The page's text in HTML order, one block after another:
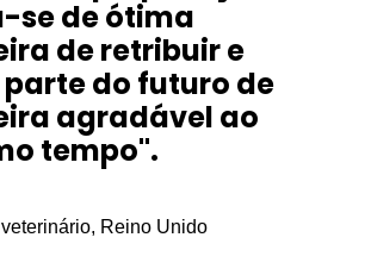
se de ótima
de retribuir e
do futuro de
agradável ao
tempo".
Reino Unido